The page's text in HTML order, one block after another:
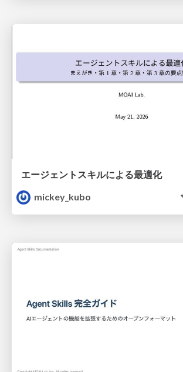
エージェントスキルによる最適化
mickey_kubo